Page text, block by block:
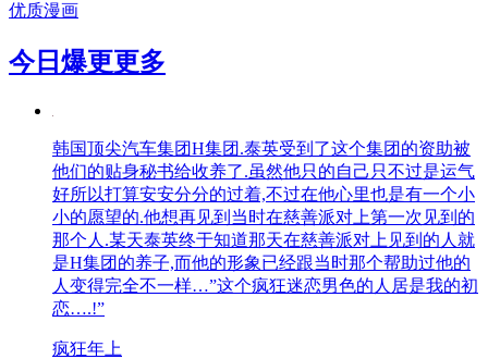
优质漫画
今日爆更更多
韩国顶尖汽车集团H集团.泰英受到了这个集团的资助被
他们的贴身秘书给收养了.虽然他只的自己只不过是运气
好所以打算安安分分的过着,不过在他心里也是有一个小
小的愿望的.他想再见到当时在慈善派对上第一次见到的
那个人.某天泰英终于知道那天在慈善派对上见到的人就
是H集团的养子,而他的形象已经跟当时那个帮助过他的
人变得完全不一样…”这个疯狂迷恋男色的人居是我的初
恋….!”
疯狂年上